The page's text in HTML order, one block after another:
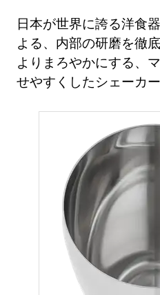
日本が世界に誇る洋食
よる、内部の研磨を徹
よりまろやかにする、
せやすくしたシェーカー